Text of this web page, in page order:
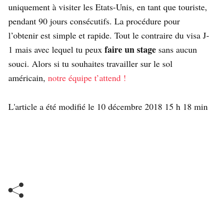
uniquement à visiter les Etats-Unis, en tant que touriste,
pendant 90 jours consécutifs. La procédure pour
l’obtenir est simple et rapide. Tout le contraire du visa J-
1 mais avec lequel tu peux faire un stage sans aucun
souci. Alors si tu souhaites travailler sur le sol
américain, notre équipe t’attend !
L'article a été modifié le 10 décembre 2018 15 h 18 min